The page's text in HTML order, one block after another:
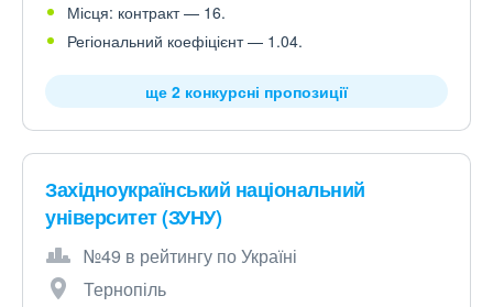
Місця: контракт — 16.
Регіональний коефіцієнт — 1.04.
ще 2 конкурсні пропозиції
Західноукраїнський національний
університет (ЗУНУ)
№49 в рейтингу по Україні
Тернопіль